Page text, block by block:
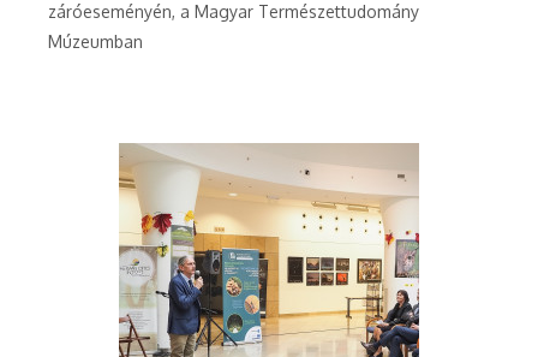
záróeseményén, a Magyar Természettudomány
Múzeumban